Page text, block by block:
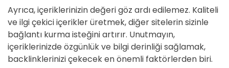
Ayrıca, içeriklerinizin değeri göz ardı edilemez. Kaliteli
ve ilgi çekici içerikler üretmek, diğer sitelerin sizinle
bağlantı kurma isteğini artırır. Unutmayın,
içeriklerinizde özgünlük ve bilgi derinliği sağlamak,
backlinklerinizi çekecek en önemli faktörlerden biri.